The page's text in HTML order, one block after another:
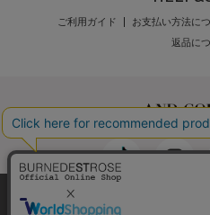
ご利用ガイド お支払い方法に
返品に
弊社はCookieを利用し、Webの利
最新の在庫数は店